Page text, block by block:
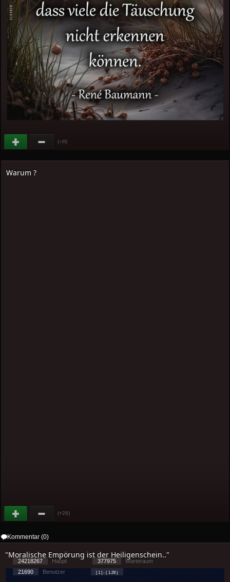
(+25)
Warum ?
(+26)
Kommentar (0)
"Moralische Empörung ist der Heiligenschein.."
24218267 Haupt 377975
Warteraum
21690
Benutzer [ 1 ] - ( 1.28 )